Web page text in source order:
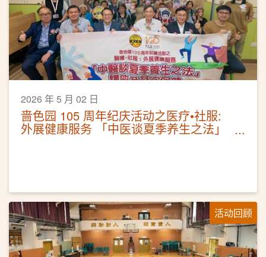
2026 年 5 月 02 日
啬色园 105 周年纪庆活动之医疗•社服:
外展健康服务 「中医谈夏季养生之法」
活动回顾